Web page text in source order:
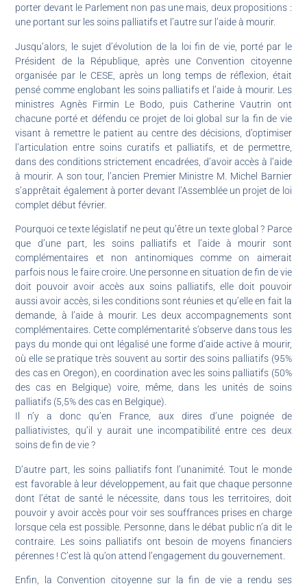
porter devant le Parlement non pas une mais, deux propositions :
une portant sur les soins palliatifs et l’autre sur l’aide à mourir.
Jusqu’alors, le sujet d’évolution de la loi fin de vie, porté par le
Président de la République, après une Convention citoyenne
organisée par le CESE, après un long temps de réflexion, était
pensé comme englobant les soins palliatifs et l’aide à mourir. Les
ministres Agnès Firmin Le Bodo, puis Catherine Vautrin ont
chacune porté et défendu ce projet de loi global sur la fin de vie
visant à remettre le patient au centre des décisions, d’optimiser
l’articulation entre soins curatifs et palliatifs, et de permettre,
dans des conditions strictement encadrées, d’avoir accès à l’aide
à mourir. A son tour, l’ancien Premier Ministre M. Michel Barnier
s’apprêtait également à porter devant l’Assemblée un projet de loi
complet début février.
Pourquoi ce texte législatif ne peut qu’être un texte global ? Parce
que d’une part, les soins palliatifs et l’aide à mourir sont
complémentaires et non antinomiques comme on aimerait
parfois nous le faire croire. Une personne en situation de fin de vie
doit pouvoir avoir accès aux soins palliatifs, elle doit pouvoir
aussi avoir accès, si les conditions sont réunies et qu’elle en fait la
demande, à l’aide à mourir. Les deux accompagnements sont
complémentaires. Cette complémentarité s’observe dans tous les
pays du monde qui ont légalisé une forme d’aide active à mourir,
où elle se pratique très souvent au sortir des soins palliatifs (95%
des cas en Oregon), en coordination avec les soins palliatifs (50%
des cas en Belgique) voire, même, dans les unités de soins
palliatifs (5,5% des cas en Belgique).
Il n’y a donc qu’en France, aux dires d’une poignée de
palliativistes, qu’il y aurait une incompatibilité entre ces deux
soins de fin de vie ?
D’autre part, les soins palliatifs font l’unanimité. Tout le monde
est favorable à leur développement, au fait que chaque personne
dont l’état de santé le nécessite, dans tous les territoires, doit
pouvoir y avoir accès pour voir ses souffrances prises en charge
lorsque cela est possible. Personne, dans le débat public n’a dit le
contraire. Les soins palliatifs ont besoin de moyens financiers
pérennes ! C’est là qu’on attend l’engagement du gouvernement.
Enfin, la Convention citoyenne sur la fin de vie a rendu ses